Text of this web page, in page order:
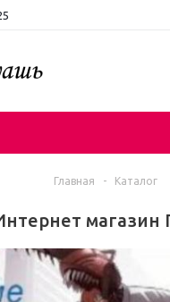
Главная - Каталог
магазин